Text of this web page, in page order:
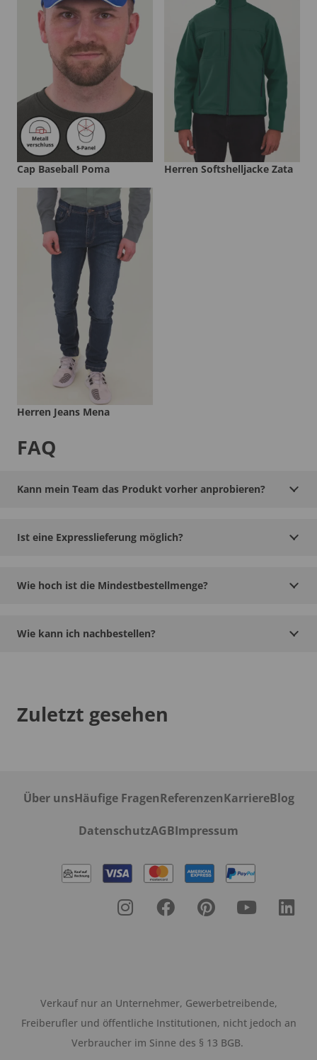
Cap Baseball Poma Herren Softshelljacke Zata
Herren Jeans Mena
FAQ
Kann mein Team das Produkt vorher anprobieren?
Ist eine Expresslieferung möglich?
Wie hoch ist die Mindestbestellmenge?
Wie kann ich nachbestellen?
Zuletzt gesehen
Über unsHäufige FragenReferenzenKarriereBlog
DatenschutzAGBImpressum
Verkauf nur an Unternehmer, Gewerbetreibende,
Freiberufler und öffentliche Institutionen, nicht jedoch an
Verbraucher im Sinne des § 13 BGB.